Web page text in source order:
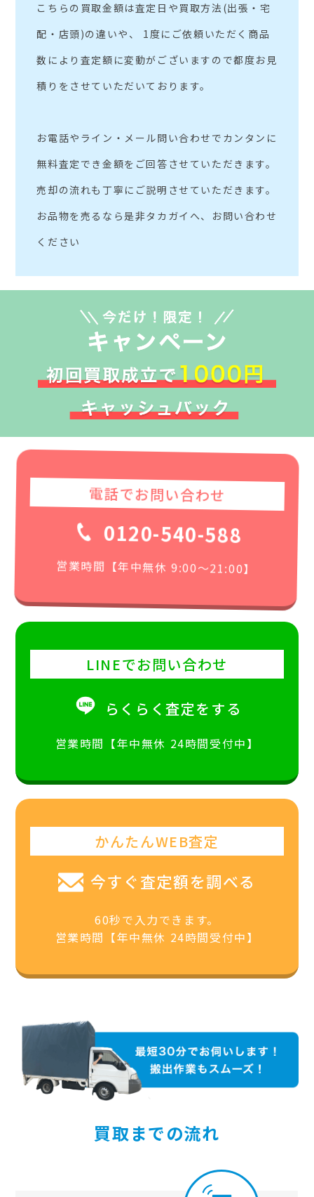
こちらの買取金額は査定日や買取方法(出張・宅
配・店頭)の違いや、 1度にご依頼いただく商品
数により査定額に変動がございますので都度お見
積りをさせていただいております。
お電話やライン・メール問い合わせでカンタンに
無料査定でき金額をご回答させていただきます。
売却の流れも丁寧にご説明させていただきます。
お品物を売るなら是非タカガイへ、お問い合わせ
ください
電話でお問い合わせ
0120-540-588
営業時間【年中無休 9:00〜21:00】
LINEでお問い合わせ
らくらく査定をする
営業時間【年中無休 24時間受付中】
かんたんWEB査定
今すぐ査定額を調べる
60秒で入力できます。
営業時間【年中無休 24時間受付中】
買取までの流れ